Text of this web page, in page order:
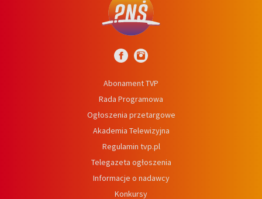
Abonament TVP
Rada Programowa
Ogłoszenia przetargowe
Akademia Telewizyjna
Regulamin tvp.pl
Telegazeta ogłoszenia
Informacje o nadawcy
Konkursy